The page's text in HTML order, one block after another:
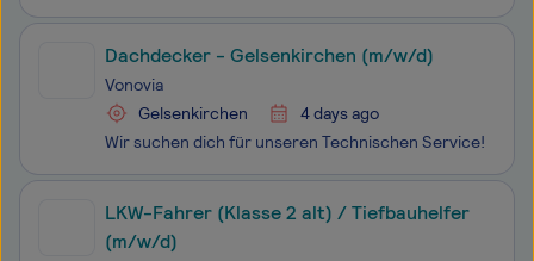
Dachdecker - Gelsenkirchen (m/w/d)
Vonovia
Gelsenkirchen
4 days ago
Wir suchen dich für unseren Technischen Service!
LKW-Fahrer (Klasse 2 alt) / Tiefbauhelfer
(m/w/d)